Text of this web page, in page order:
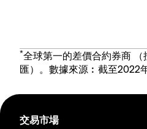
*全球第一的差價合約券商
匯）。數據來源︰截至2022
交易市場